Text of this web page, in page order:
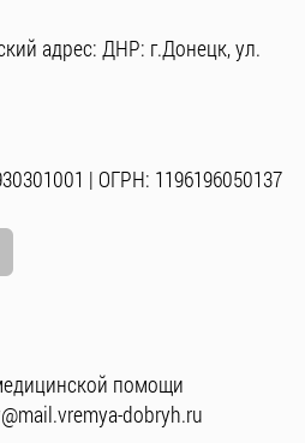
адрес: ДНР: г.Донецк, ул.
| ОГРН: 1196196050137
помощи
dobryh.ru